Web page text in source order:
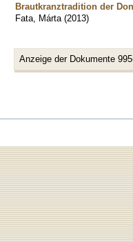
Brautkranztradition der
Fata, Márta (2013)
Anzeige der Dokumente